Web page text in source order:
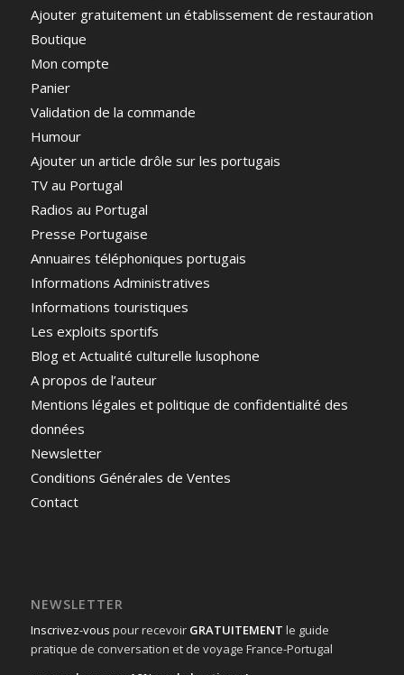
Ajouter gratuitement un établissement de restauration
Boutique
Mon compte
Panier
Validation de la commande
Humour
Ajouter un article drôle sur les portugais
TV au Portugal
Radios au Portugal
Presse Portugaise
Annuaires téléphoniques portugais
Informations Administratives
Informations touristiques
Les exploits sportifs
Blog et Actualité culturelle lusophone
A propos de l’auteur
Mentions légales et politique de confidentialité des
données
Newsletter
Conditions Générales de Ventes
Contact
NEWSLETTER
Inscrivez-vous pour recevoir GRATUITEMENT le guide
pratique de conversation et de voyage France-Portugal